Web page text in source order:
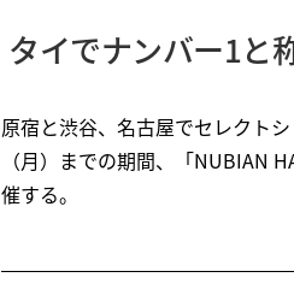
タイでナンバー1と
原宿と渋谷、名古屋でセレクト
（月）までの期間、「NUBIAN
催する。